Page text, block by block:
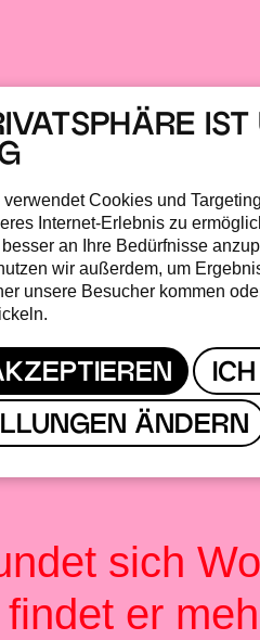
IST
Cookies und
Internet-Erlebnis zu
an Ihre Bedürfnisse
wir außerdem, um
unsere Besucher kommen
ÄNDERN
sich
er